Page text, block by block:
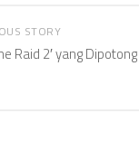
STORY
Raid 2′ yang Dipotong